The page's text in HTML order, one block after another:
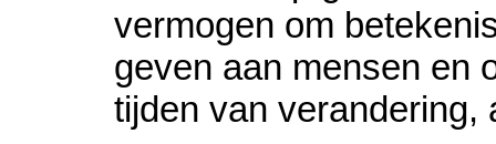
vermogen om
geven aan mensen en
tijden van verandering,